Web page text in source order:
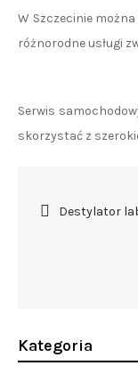
W Szczecinie
różnorodne usługi
Serwis
skorzystać z
Destylator
Kategoria